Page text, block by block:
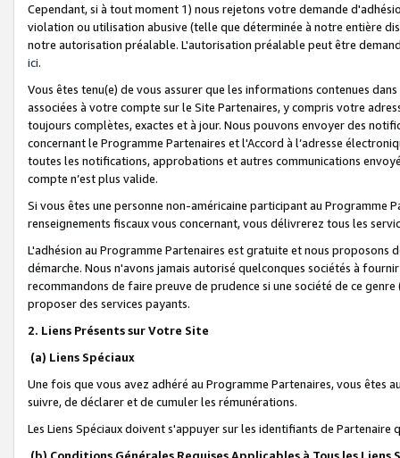
Cependant, si à tout moment 1) nous rejetons votre demande
violation ou utilisation abusive (telle que déterminée à notre entière
notre autorisation préalable. L'autorisation préalable peut être
ici.
Vous êtes tenu(e) de vous assurer que les informations contenues
associées à votre compte sur le Site Partenaires, y compris votre
toujours complètes, exactes et à jour. Nous pouvons envoyer des
concernant le Programme Partenaires et l'Accord à l’adresse
toutes les notifications, approbations et autres communications
compte n’est plus valide.
Si vous êtes une personne non-américaine participant au
renseignements fiscaux vous concernant, vous délivrerez tous les
L'adhésion au Programme Partenaires est gratuite et nous proposons
démarche. Nous n'avons jamais autorisé quelconques sociétés à
recommandons de faire preuve de prudence si une société de ce
proposer des services payants.
2. Liens Présents sur Votre Site
(a) Liens Spéciaux
Une fois que vous avez adhéré au Programme Partenaires, vous êtes
suivre, de déclarer et de cumuler les rémunérations.
Les Liens Spéciaux doivent s'appuyer sur les identifiants de Partenaire
(b) Conditions Générales Requises Applicables à Tous les Liens